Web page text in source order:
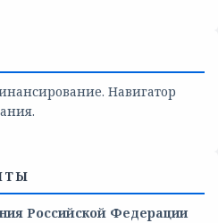
Навигатор
Российской Федерации